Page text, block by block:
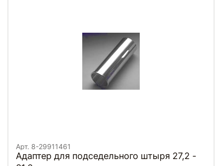
Арт. 8-29911461
Адаптер для подседельного штыря 27,2 -